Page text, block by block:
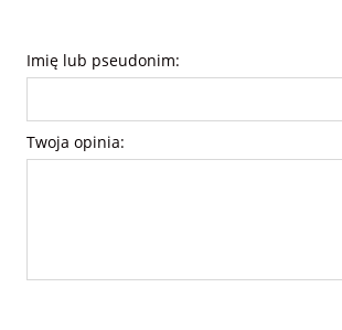
Imię lub pseudonim:
Twoja opinia: